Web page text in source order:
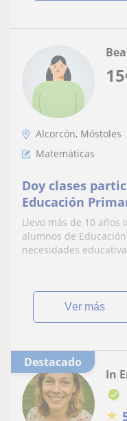
15
Alcorcón, Móstoles
Matemáticas
Doy clases
Educación
necesidades
clases muy
Llevo más de 10 años
alumnos de
necesidades
ver más
Destacado
In
★